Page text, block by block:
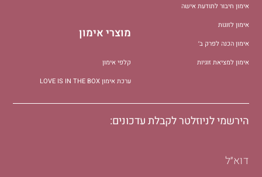
אימון חיבור לתודעת אישה
אימון לזוגות
אימון הכנה לפרק ב׳
אימון למציאת זוגיות
מוצרי אימון
קלפי אימון
ערכת אימון LOVE IS IN THE BOX
הירשמי לניוזלטר לקבלת עדכונים:
דוא״ל